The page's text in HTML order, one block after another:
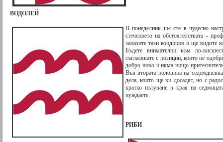
ВОДОЛЕЙ
В понеделник ще сте в чудесно
стечението на обстоятелствата -
запазите тази кондиция и ще видите
Бъдете внимателни към по-
съгласявате с позиции, които не
добро ниво и няма нищо
Във втората половина на
дела, които ще ви досадят, но с
кратко пътуване в края на
нуждаете.
РИБИ